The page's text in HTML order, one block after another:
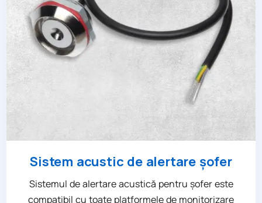
Sistem acustic de alertare șofer
Sistemul de alertare acustică pentru șofer este
compatibil cu toate platformele de monitorizare